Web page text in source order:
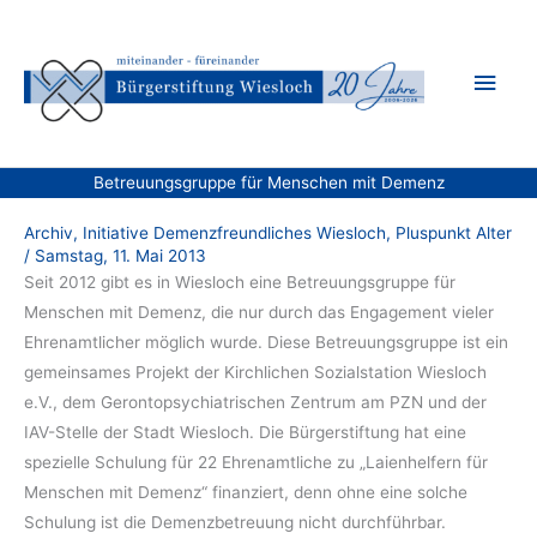
springen
Betreuungsgruppe für Menschen mit Demenz
Archiv, Initiative Demenzfreundliches Wiesloch, Pluspunkt Alter
/ Samstag, 11. Mai 2013
Seit 2012 gibt es in Wiesloch eine Betreuungsgruppe für
Menschen mit Demenz, die nur durch das Engagement vieler
Ehrenamtlicher möglich wurde. Diese Betreuungsgruppe ist ein
gemeinsames Projekt der Kirchlichen Sozialstation Wiesloch
e.V., dem Gerontopsychiatrischen Zentrum am PZN und der
IAV-Stelle der Stadt Wiesloch. Die Bürgerstiftung hat eine
spezielle Schulung für 22 Ehrenamtliche zu „Laienhelfern für
Menschen mit Demenz“ finanziert, denn ohne eine solche
Schulung ist die Demenzbetreuung nicht durchführbar.